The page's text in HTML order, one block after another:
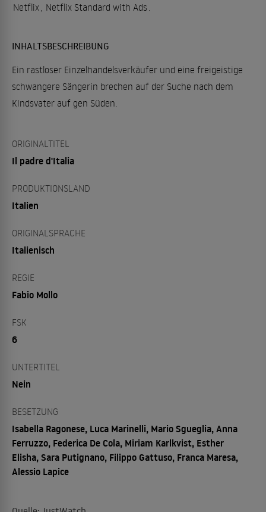
Netflix Netflix Standard with Ads
INHALTSBESCHREIBUNG
Ein rastloser Einzelhandelsverkäufer und eine freigeistige
schwangere Sängerin brechen auf der Suche nach dem
Kindsvater auf gen Süden.
ORIGINALTITEL
Il padre d'Italia
PRODUKTIONSLAND
Italien
ORIGINALSPRACHE
Italienisch
REGIE
Fabio Mollo
FSK
6
UNTERTITEL
Nein
BESETZUNG
Isabella Ragonese, Luca Marinelli, Mario Sgueglia, Anna
Ferruzzo, Federica De Cola, Miriam Karlkvist, Esther
Elisha, Sara Putignano, Filippo Gattuso, Franca Maresa,
Alessio Lapice